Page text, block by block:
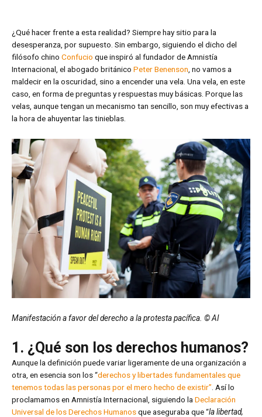
¿Qué hacer frente a esta realidad? Siempre hay sitio para la
desesperanza, por supuesto. Sin embargo, siguiendo el dicho del
filósofo chino Confucio que inspiró al fundador de Amnistía
Internacional, el abogado británico Peter Benenson , no vamos a
maldecir en la oscuridad, sino a encender una vela. Una vela, en este
caso, en forma de preguntas y respuestas muy básicas. Porque las
velas, aunque tengan un mecanismo tan sencillo, son muy efectivas a
la hora de ahuyentar las tinieblas.
Manifestación a favor del derecho a la protesta pacífica. © AI
1. ¿Qué son los derechos humanos?
Aunque la definición puede variar ligeramente de una organización a
otra, en esencia son los “derechos y libertades fundamentales que
tenemos todas las personas por el mero hecho de existir” . Así lo
proclamamos en Amnistía Internacional, siguiendo la Declaración
Universal de los Derechos Humanosque aseguraba que “la libertad,